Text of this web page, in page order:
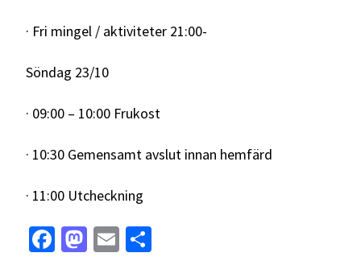
· Fri mingel / aktiviteter 21:00-
Söndag 23/10
· 09:00 – 10:00 Frukost
· 10:30 Gemensamt avslut innan hemfärd
· 11:00 Utcheckning
Facebook
Mastodon
Email